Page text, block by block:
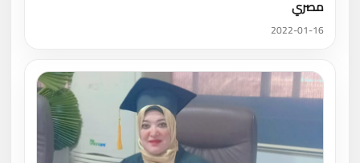
مصري
2022-01-16